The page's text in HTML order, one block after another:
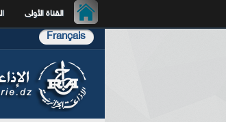
القناة الأولى
Français